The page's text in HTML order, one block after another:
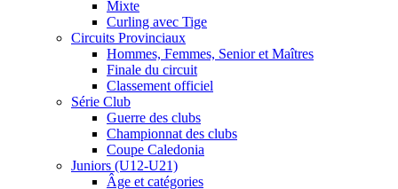
Mixte
Curling avec Tige
Circuits Provinciaux
Hommes, Femmes, Senior et Maîtres
Finale du circuit
Classement officiel
Série Club
Guerre des clubs
Championnat des clubs
Coupe Caledonia
Juniors (U12-U21)
Âge et catégories